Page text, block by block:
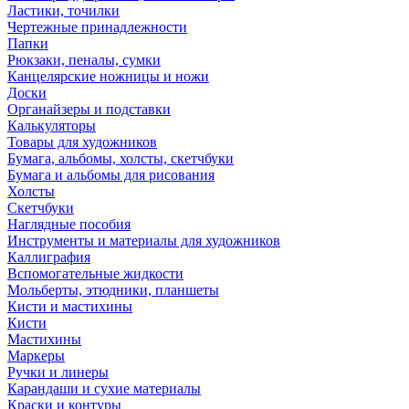
Ластики, точилки
Чертежные принадлежности
Папки
Рюкзаки, пеналы, сумки
Канцелярские ножницы и ножи
Доски
Органайзеры и подставки
Калькуляторы
Товары для художников
Бумага, альбомы, холсты, скетчбуки
Бумага и альбомы для рисования
Холсты
Скетчбуки
Наглядные пособия
Инструменты и материалы для художников
Каллиграфия
Вспомогательные жидкости
Мольберты, этюдники, планшеты
Кисти и мастихины
Кисти
Мастихины
Маркеры
Ручки и линеры
Карандаши и сухие материалы
Краски и контуры